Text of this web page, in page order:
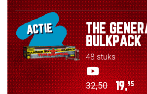
ACTIE
THE
BULKPACK
48 stuks
32,50 19,95